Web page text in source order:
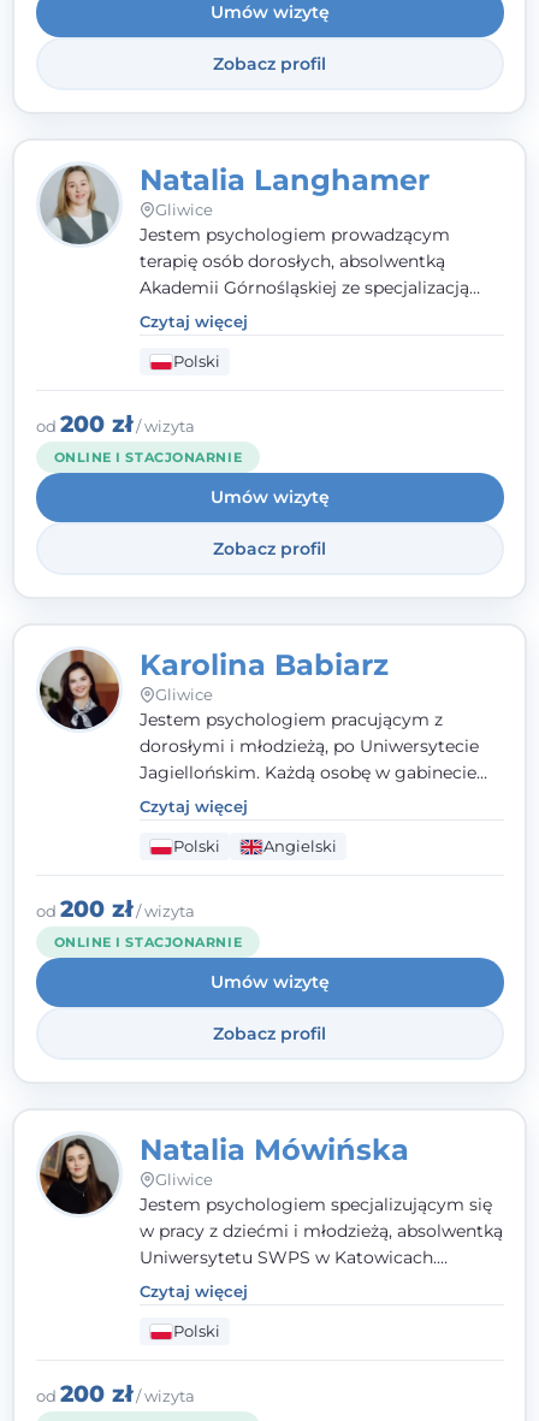
Umów wizytę
Zobacz profil
Natalia Langhamer
Gliwice
Jestem psychologiem prowadzącym
terapię osób dorosłych, absolwentką
Akademii Górnośląskiej ze specjalizacją
kliniczną. Oferuję konsultacje
psychologiczne i pierwszą pomoc
psychologiczną w kryzysie, przewlekłym
stresie czy obniżonym nastroju. Każde
spotkanie traktuję z szacunkiem,
uważnością i w atmosferze zaufania.
Czytaj więcej
Polski
od 200 zł/ wizyta
ONLINE I STACJONARNIE
Umów wizytę
Zobacz profil
Karolina Babiarz
Gliwice
Jestem psychologiem pracującym z
dorosłymi i młodzieżą, po Uniwersytecie
Jagiellońskim. Każdą osobę w gabinecie
traktuję jak osobną historię, którą poznaję,
budując relację opartą na zaufaniu i
empatii. Przyjmuję w Poradni Teraply.pl w
Gliwicach oraz online, po polsku i po
angielsku.
Czytaj więcej
Polski Angielski
od 200 zł/ wizyta
ONLINE I STACJONARNIE
Umów wizytę
Zobacz profil
Natalia Mówińska
Gliwice
Jestem psychologiem specjalizującym się
w pracy z dziećmi i młodzieżą, absolwentką
Uniwersytetu SWPS w Katowicach.
Prowadzę konsultacje oraz terapię
nastawioną na potrzeby dziecka i jego
rodziny. Najważniejsze jest dla mnie
stworzenie bezpiecznego miejsca, w
którym dziecko czuje się zauważone i
zrozumiane.
Czytaj więcej
Polski
od 200 zł/ wizyta